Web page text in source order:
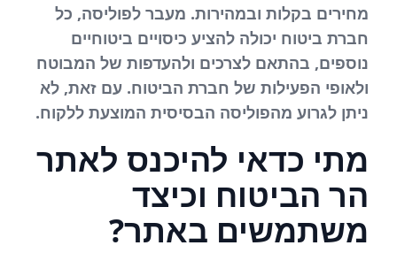
מחירים בקלות ובמהירות. מעבר לפוליסה, כל
חברת ביטוח יכולה להציע כיסויים ביטוחיים
נוספים, בהתאם לצרכים ולהעדפות של המבוטח
ולאופי הפעילות של חברת הביטוח. עם זאת, לא
ניתן לגרוע מהפוליסה הבסיסית המוצעת ללקוח.
מתי כדאי להיכנס לאתר
הר הביטוח וכיצד
משתמשים באתר?